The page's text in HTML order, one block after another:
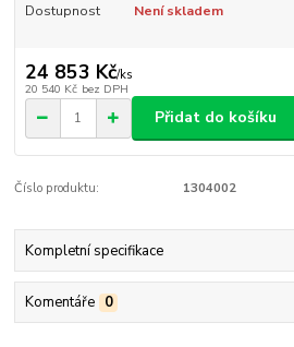
Dostupnost Není skladem
24 853 Kč/ks
20 540 Kč bez DPH
Přidat do košíku
Číslo produktu: 1304002
Kompletní specifikace
Komentáře 0